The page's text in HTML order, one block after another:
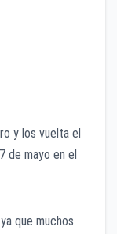
y los vuelta el
de mayo en el
que muchos